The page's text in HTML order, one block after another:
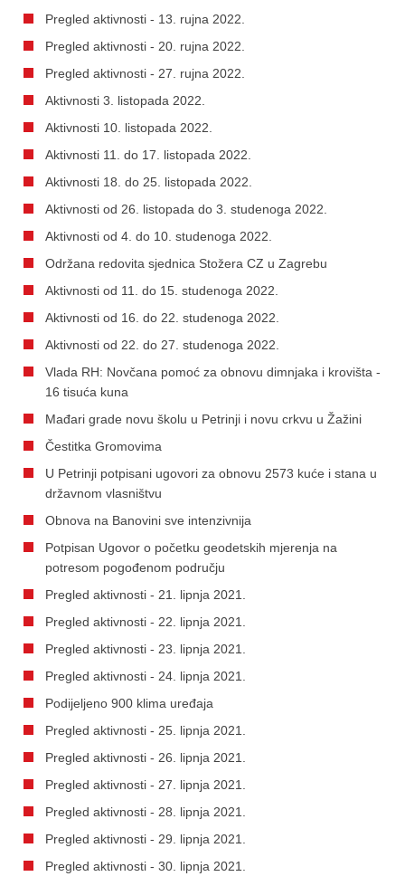
Pregled aktivnosti - 13. rujna 2022.
Pregled aktivnosti - 20. rujna 2022.
Pregled aktivnosti - 27. rujna 2022.
Aktivnosti 3. listopada 2022.
Aktivnosti 10. listopada 2022.
Aktivnosti 11. do 17. listopada 2022.
Aktivnosti 18. do 25. listopada 2022.
Aktivnosti od 26. listopada do 3. studenoga 2022.
Aktivnosti od 4. do 10. studenoga 2022.
Održana redovita sjednica Stožera CZ u Zagrebu
Aktivnosti od 11. do 15. studenoga 2022.
Aktivnosti od 16. do 22. studenoga 2022.
Aktivnosti od 22. do 27. studenoga 2022.
Vlada RH: Novčana pomoć za obnovu dimnjaka i krovišta -
16 tisuća kuna
Mađari grade novu školu u Petrinji i novu crkvu u Žažini
Čestitka Gromovima
U Petrinji potpisani ugovori za obnovu 2573 kuće i stana u
državnom vlasništvu
Obnova na Banovini sve intenzivnija
Potpisan Ugovor o početku geodetskih mjerenja na
potresom pogođenom području
Pregled aktivnosti - 21. lipnja 2021.
Pregled aktivnosti - 22. lipnja 2021.
Pregled aktivnosti - 23. lipnja 2021.
Pregled aktivnosti - 24. lipnja 2021.
Podijeljeno 900 klima uređaja
Pregled aktivnosti - 25. lipnja 2021.
Pregled aktivnosti - 26. lipnja 2021.
Pregled aktivnosti - 27. lipnja 2021.
Pregled aktivnosti - 28. lipnja 2021.
Pregled aktivnosti - 29. lipnja 2021.
Pregled aktivnosti - 30. lipnja 2021.